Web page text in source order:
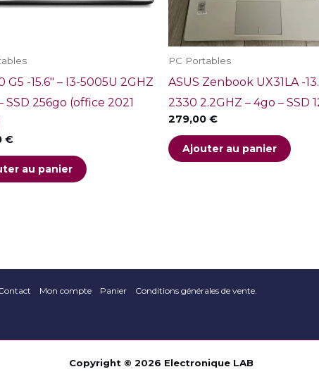
G5 -15.6″ – I3-5005U 2GHZ
SSD 256go (office 2021
€
au panier
PC Portables
ASUS Zenbook UX31LA -
2330 2.2GHZ – 4go – SSD
279,00 €
Ajouter au panier
Mon compte Panier Conditions générales de vente.
Copyright © 2026 Electronique LAB